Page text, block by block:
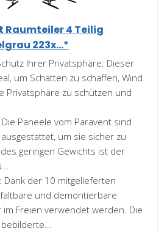
Raumteiler 4 Teilig
223x...*
Ihrer Privatsphäre: Dieser
um Schatten zu schaffen, Wind
Privatsphäre zu schützen und
Paneele vom Paravent sind
um sie sicher zu
geringen Gewichts ist der
Dank der 10 mitgelieferten
und demontierbare
im Freien verwendet werden. Die